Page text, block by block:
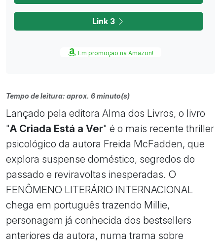
Link 3
Em promoção na Amazon!
Tempo de leitura: aprox. 6 minuto(s)
Lançado pela editora Alma dos Livros, o livro
"A Criada Está a Ver" é o mais recente thriller
psicológico da autora Freida McFadden, que
explora suspense doméstico, segredos do
passado e reviravoltas inesperadas. O
FENÔMENO LITERÁRIO INTERNACIONAL
chega em português trazendo Millie,
personagem já conhecida dos bestsellers
anteriores da autora, numa trama sobre